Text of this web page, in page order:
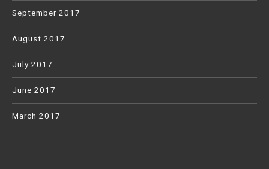
September 2017
August 2017
July 2017
June 2017
March 2017